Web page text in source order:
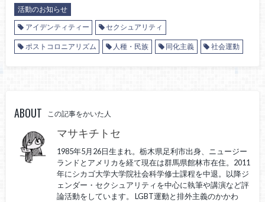
活動のお知らせ
アイデンティティー
セクシュアリティ
ポストコロニアリズム 人種・民族 同化主義 社会運動
ABOUT この記事をかいた人
マサキチトセ
1985年5月26日生まれ。栃木県足利市出身、ニュージー
ランドとアメリカを経て現在は群馬県館林市在住。2011
年にシカゴ大学大学院社会科学修士課程を中退。以降ジ
ェンダー・セクシュアリティを中心に執筆や講演など評
論活動をしています。 LGBT運動と排外主義のかかわ